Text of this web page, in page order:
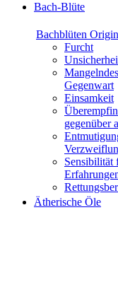
Bach-Blüte
Bachblüten
Furcht
Gegenwart
Einsamkeit
gegenüber
Sensibilität
Ätherische Öle